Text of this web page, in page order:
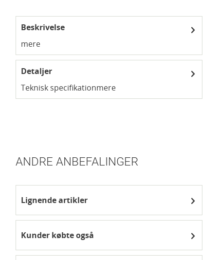
Beskrivelse
mere
Detaljer
Teknisk specifikationmere
ANDRE ANBEFALINGER
Lignende artikler
Kunder købte også